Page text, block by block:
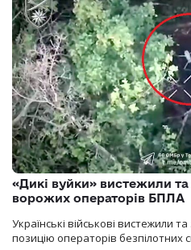
«Дикі вуйки» вистежили
ворожих операторів БПЛА
Українські військові вистежили
позицію операторів безпілотних